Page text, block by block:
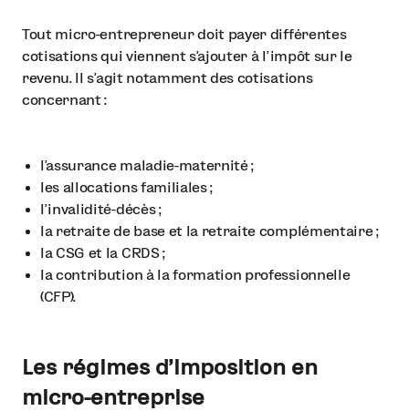
Tout micro-entrepreneur doit payer différentes
cotisations qui viennent s’ajouter à l’impôt sur le
revenu. Il s’agit notamment des cotisations
concernant :
l’assurance maladie-maternité ;
les allocations familiales ;
l’invalidité-décès ;
la retraite de base et la retraite complémentaire ;
la CSG et la CRDS ;
la contribution à la formation professionnelle
(CFP).
Les régimes d’imposition en
micro-entreprise